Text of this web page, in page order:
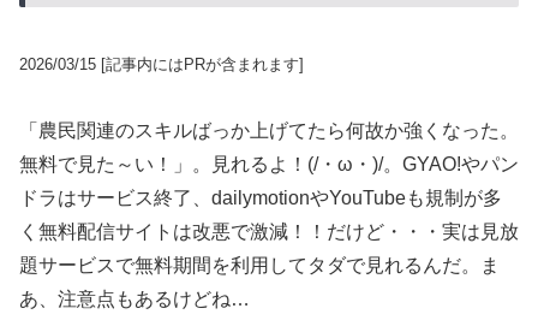
2026/03/15 [記事内にはPRが含まれます]
「農民関連のスキルばっか上げてたら何故か強くなった。
無料で見た～い！」。見れるよ！(/・ω・)/。GYAO!やパン
ドラはサービス終了、dailymotionやYouTubeも規制が多
く無料配信サイトは改悪で激減！！だけど・・・実は見放
題サービスで無料期間を利用してタダで見れるんだ。ま
あ、注意点もあるけどね…